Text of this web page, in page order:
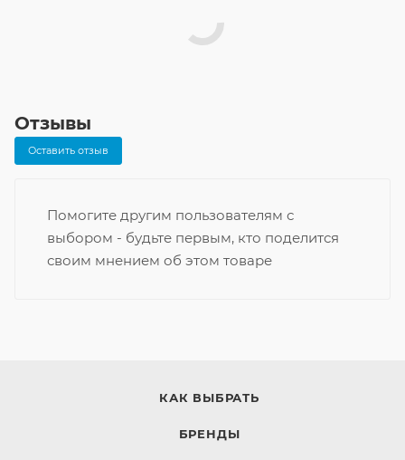
Отзывы
Оставить отзыв
Помогите другим пользователям с
выбором - будьте первым, кто поделится
своим мнением об этом товаре
КАК ВЫБРАТЬ
БРЕНДЫ